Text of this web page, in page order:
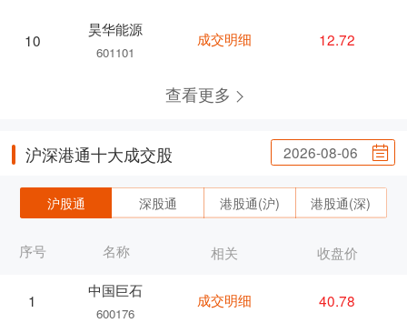
10
昊华能源
601101
成交明细 12.72
查看更多
沪深港通十大成交股 2026-08-06
沪股通 深股通 港股通(沪) 港股通(深)
序号 名称
1
中国巨石
600176
相关 收盘价
成交明细 40.78